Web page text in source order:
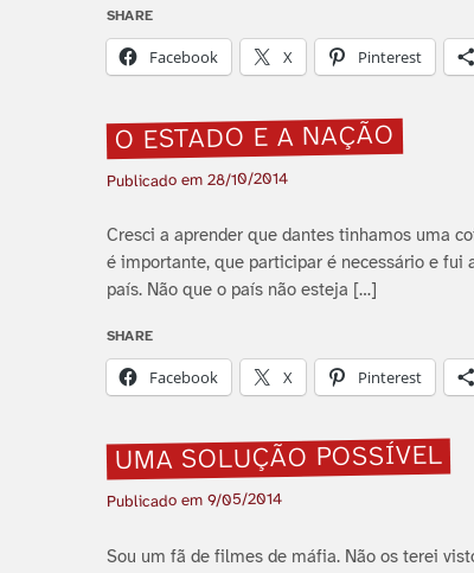
SHARE
Facebook X Pinterest
O ESTADO E A NAÇÃO
Publicado em 28/10/2014
Cresci a aprender que dantes tinhamos uma
é importante, que participar é necessário e fui
paí­s. Não que o paí­s não esteja […]
SHARE
Facebook X Pinterest
UMA SOLUÇÃO POSSÍ­VEL
Publicado em 9/05/2014
Sou um fã de filmes de máfia. Não os terei